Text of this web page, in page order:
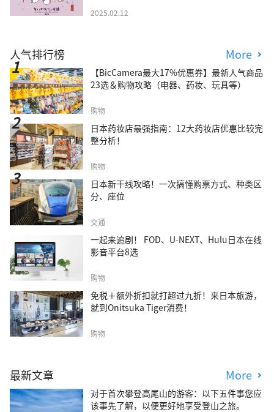
2025.02.12
人气排行榜 More
【BicCamera最大17%优惠券】最新人气商品
23选＆购物攻略（电器、药妆、玩具等）
购物
日本药妆店最强指南：12大药妆店优惠比较完
整分析！
购物
日本新干线攻略！一次搞懂购票方式、种类区
分、座位
交通
一起来追剧！ FOD、U-NEXT、Hulu日本在线
影音平台8选
购物
免税＋额外折扣就打超过九折！来日本旅游，
就到Onitsuka Tiger消费！
购物
最新文章 More
对于首次攀登高尾山的游客：以下五件事您应
该事先了解，以便更好地享受登山之旅。